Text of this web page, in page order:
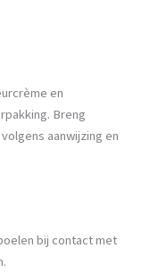
en
Breng
aanwijzing en
bij contact met